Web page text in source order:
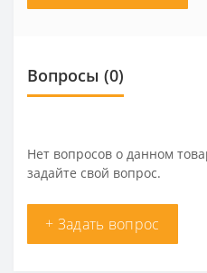
Вопросы (0)
Нет вопросов о данном
задайте свой вопрос.
+ Задать вопрос